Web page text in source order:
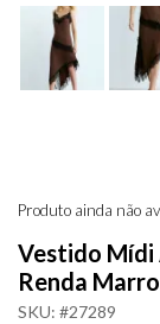
Produto ainda não
Vestido Mídi
Renda
SKU: #27289